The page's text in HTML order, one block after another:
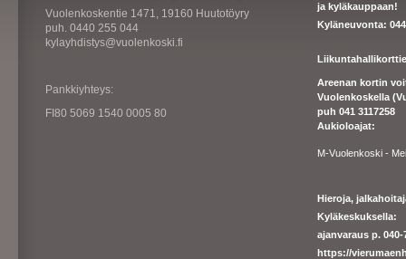
Vuolenkoskentie 1471, 19160 Huutotöyry
puh. 0440 255 044
kylayhdistys@vuolenkoski.fi
Pankkiyhteys:
FI80 5069 1540 0005 80
ja kyläkauppaan!
Kyläneuvonta: 044
Areenan kortin
Vuolenkoskella
puh 041 3117258
Aukioloajat:
M-Vuolenkoski -
Hieroja,
Kyläkeskuksella:
ajanvaraus p.
https://